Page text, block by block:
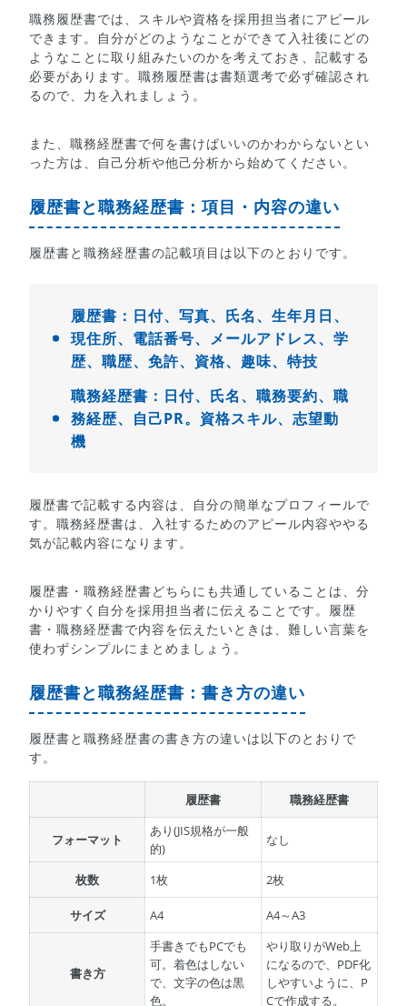
職務履歴書では、スキルや資格を採用担当者にアピール
できます。自分がどのようなことができて入社後にどの
ようなことに取り組みたいのかを考えておき、記載する
必要があります。職務履歴書は書類選考で必ず確認され
るので、力を入れましょう。
また、職務経歴書で何を書けばいいのかわからないとい
った方は、自己分析や他己分析から始めてください。
履歴書と職務経歴書：項目・内容の違い
履歴書と職務経歴書の記載項目は以下のとおりです。
履歴書：日付、写真、氏名、生年月日、
現住所、電話番号、メールアドレス、学
歴、職歴、免許、資格、趣味、特技
職務経歴書：日付、氏名、職務要約、職
務経歴、自己PR。資格スキル、志望動
機
履歴書で記載する内容は、自分の簡単なプロフィールで
す。職務経歴書は、入社するためのアピール内容ややる
気が記載内容になります。
履歴書・職務経歴書どちらにも共通していることは、分
かりやすく自分を採用担当者に伝えることです。履歴
書・職務経歴書で内容を伝えたいときは、難しい言葉を
使わずシンプルにまとめましょう。
履歴書と職務経歴書：書き方の違い
履歴書と職務経歴書の書き方の違いは以下のとおりで
す。
履歴書 職務経歴書
フォーマット
あり(JIS規格が一般
的)
なし
枚数 1枚 2枚
サイズ A4 A4～A3
書き方
手書きでもPCでも
可。着色はしない
で、文字の色は黒
色。
やり取りがWeb上
になるので、PDF化
しやすいように、P
Cで作成する。